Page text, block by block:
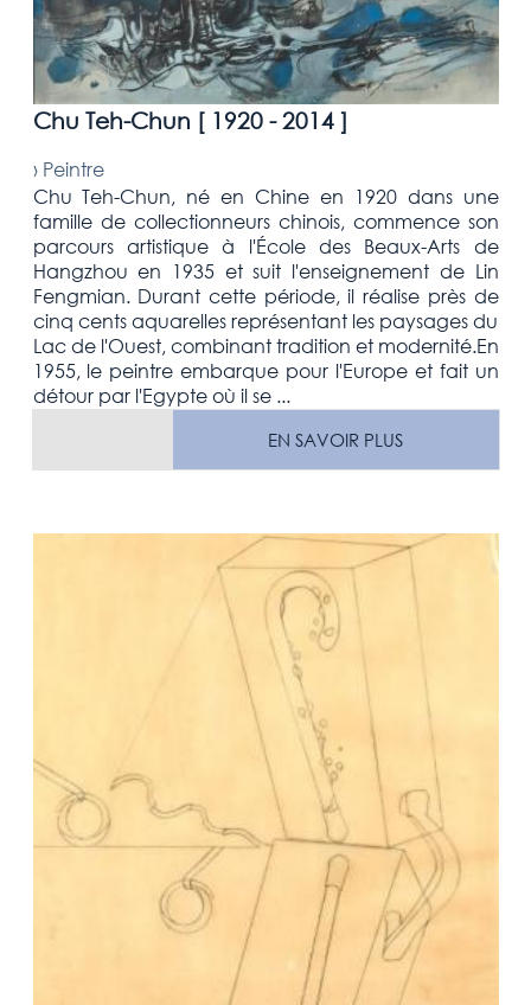
Chu Teh-Chun [ 1920 - 2014]
› Peintre
Chu Teh-Chun, né en Chine en 1920 dans une
famille de collectionneurs chinois, commence son
parcours artistique à l'École des Beaux-Arts de
Hangzhou en 1935 et suit l'enseignement de Lin
Fengmian. Durant cette période, il réalise près de
cinq cents aquarelles représentant les paysages du
Lac de l'Ouest, combinant tradition et modernité.En
1955, le peintre embarque pour l'Europe et fait un
détour par l'Egypte où il se ...
EN SAVOIR PLUS